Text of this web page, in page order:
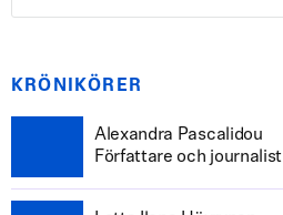
KRÖNIKÖRER
Alexandra Pascalidou
Författare och journalist